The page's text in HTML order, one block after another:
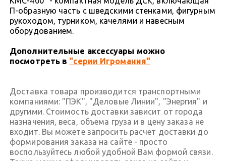
П-образную часть с шведскими стенками, фигурным
рукоходом, турником, качелями и навесным
оборудованием.
Дополнительные аксессуары можно
посмотреть в "серии Игромания"
Доставка товара производится транспортными
компаниями: "ПЭК", "Деловые Линии", "Энергия" и
другими. Стоимость доставки зависит от города
назначения, веса, объема груза и в цену заказа не
входит. Вы можете запросить расчет доставки до
формирования заказа на сайте - просто
воспользуйтесь любой удобной Вам формой связи.